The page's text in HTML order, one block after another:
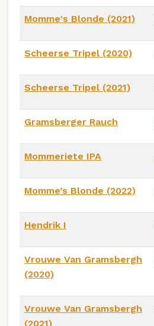
Momme's Blonde (2021)
Scheerse Tripel (2020)
Scheerse Tripel (2021)
Gramsberger Rauch
Mommeriete IPA
Momme’s Blonde (2022)
Hendrik I
Vrouwe Van Gramsbergh
(2020)
Vrouwe Van Gramsbergh
(2021)